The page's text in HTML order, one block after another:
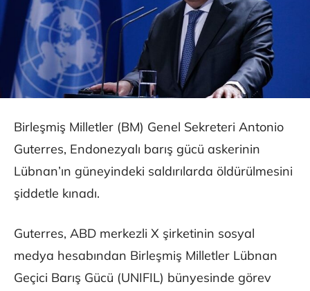
Birleşmiş Milletler (BM) Genel Sekreteri Antonio
Guterres, Endonezyalı barış gücü askerinin
Lübnan’ın güneyindeki saldırılarda öldürülmesini
şiddetle kınadı.
Guterres, ABD merkezli X şirketinin sosyal
medya hesabından Birleşmiş Milletler Lübnan
Geçici Barış Gücü (UNIFIL) bünyesinde görev